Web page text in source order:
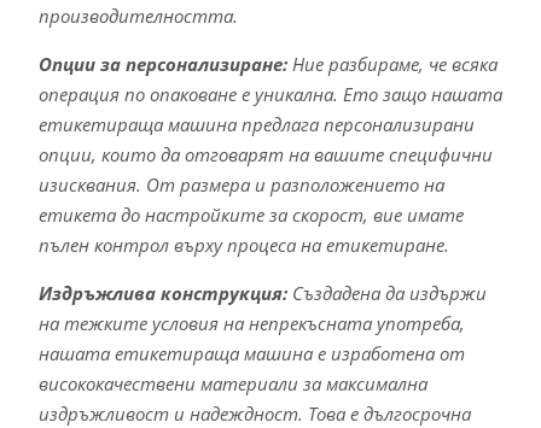
производителността.
Опции за персонализиране:Ние разбираме, че всяка
операция по опаковане е уникална. Ето защо нашата
етикетираща машина предлага персонализирани
опции, които да отговарят на вашите специфични
изисквания. От размера и разположението на
етикета до настройките за скорост, вие имате
пълен контрол върху процеса на етикетиране.
Издръжлива конструкция:Създадена да издържи
на тежките условия на непрекъсната употреба,
нашата етикетираща машина е изработена от
висококачествени материали за максимална
издръжливост и надеждност. Това е дългосрочна